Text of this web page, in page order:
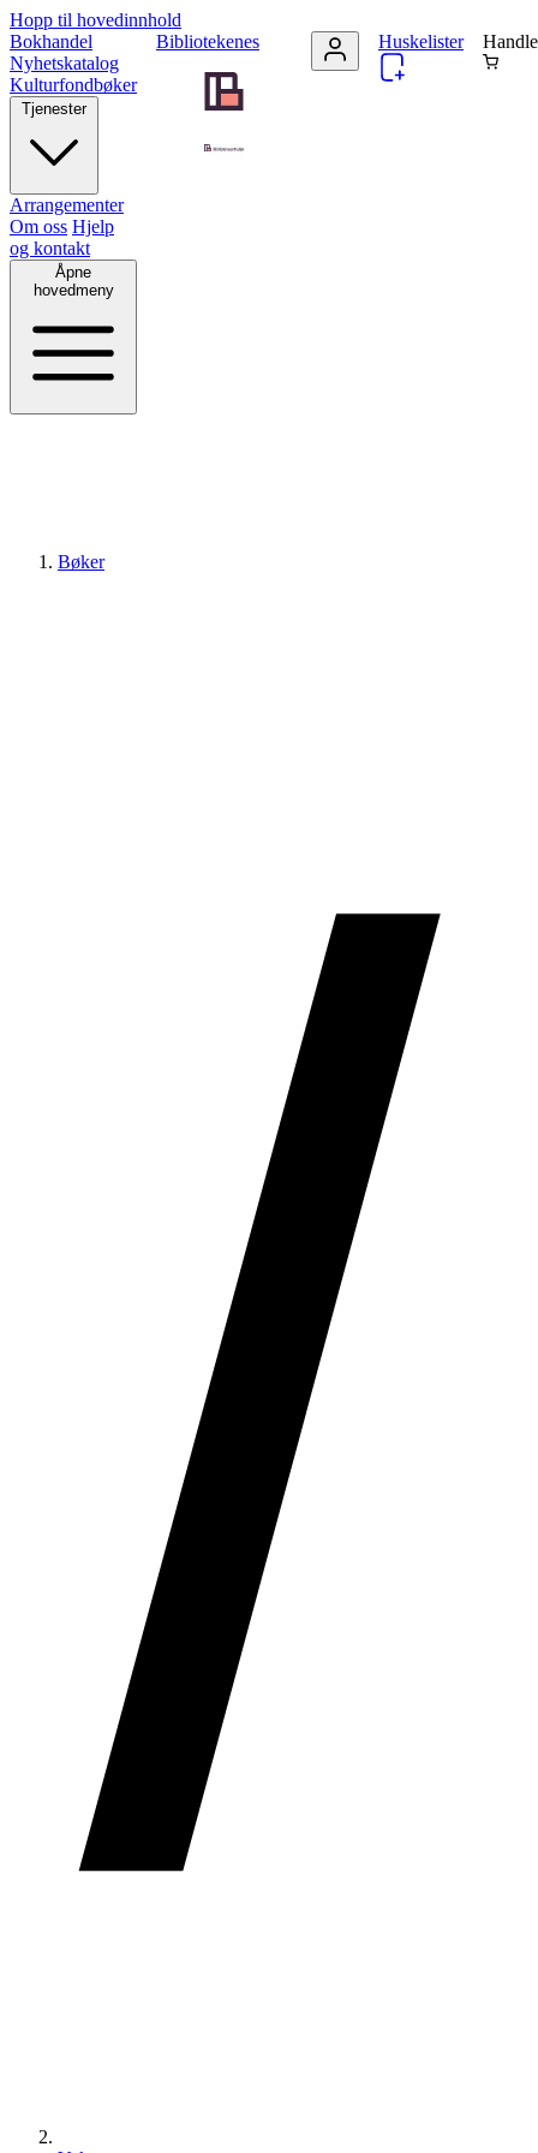
Hopp til hovedinnhold
Bibliotekenes
Bokhandel
Nyhetskatalog
Kulturfondbøker
Tjenester
Arrangementer
Om oss Hjelp
og kontakt
Åpne
hovedmeny
Huskelister
Bøker